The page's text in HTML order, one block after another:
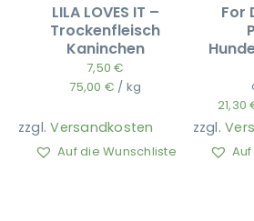
LILA LOVES IT –
Trockenfleisch
Kaninchen
7,50€
75,00 € / kg
zzgl.Versandkosten
Auf die Wunschliste
For
21,30
zzgl.